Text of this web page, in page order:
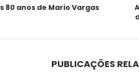
80 anos de Mario Vargas
PUBLICAÇÕES